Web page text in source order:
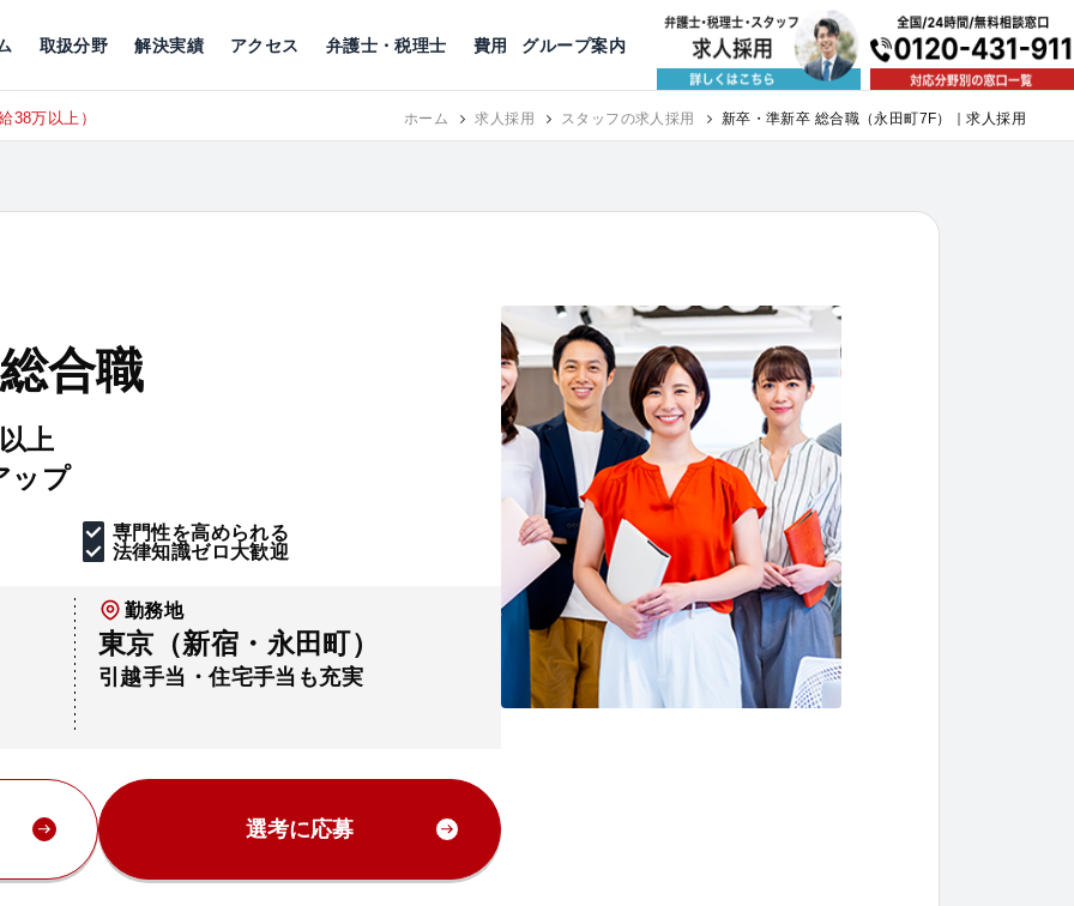
取扱分野
公益活動
解決実績 アクセス
京都 神戸 福岡
弁護士・税理士 費用 グループ案内
38万以上）
合職
上
ップ
専門性を高められる
法律知識ゼロ大歓迎
勤務地
東京（新宿・永田町）
引越手当・住宅手当も充実
選考に応募
ホーム 求人採用 スタッフの求人採用 新卒・準新卒 総合職（永田町7F）｜求人採用